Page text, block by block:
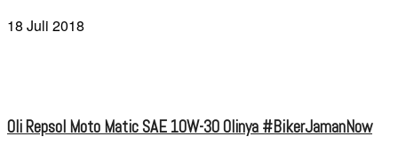
18 Juli 2018
Oli Repsol Moto Matic SAE 10W-30 Olinya #BikerJamanNow